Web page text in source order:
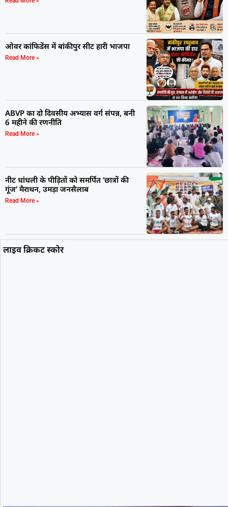
ओवर कांफिडेंस में बांकीपुर सीट हारी भाजपा
Read More »
ABVP का दो दिवसीय अभ्यास वर्ग संपन्न, बनी
6 महीने की रणनीति
Read More »
नीट धांधली के पीड़ितों को समर्पित ‘छात्रों की
गूंज’ मैराथन, उमड़ा जनसैलाब
Read More »
लाइव क्रिकट स्कोर